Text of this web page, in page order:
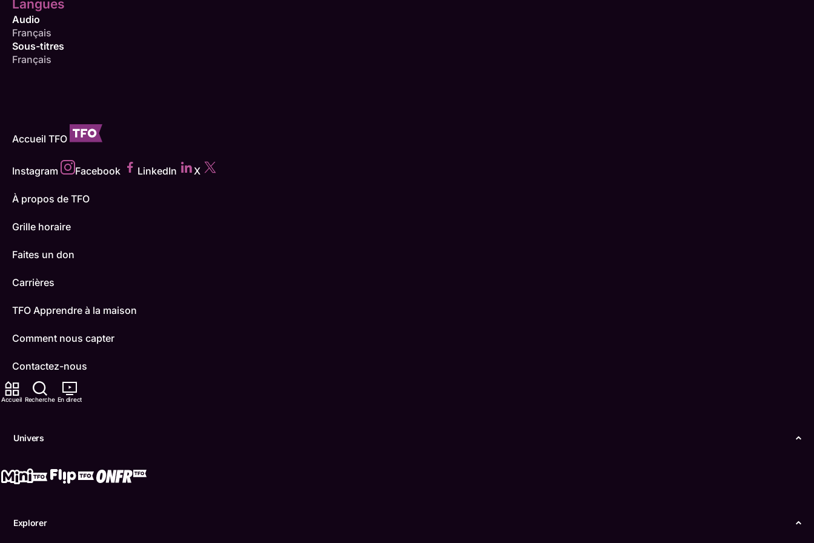
Accueil Recherche En direct
Univers
Explorer
Langues
Audio
Français
Sous-titres
Français
Accueil TFO
Instagram Facebook LinkedIn X
À propos de TFO
Grille horaire
Faites un don
Carrières
TFO Apprendre à la maison
Comment nous capter
Contactez-nous
ONFR
Conditions d'utilisation